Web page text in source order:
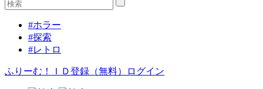
#ホラー
#探索
#レトロ
ふりーむ！ＩＤ登録（無料） ログイン